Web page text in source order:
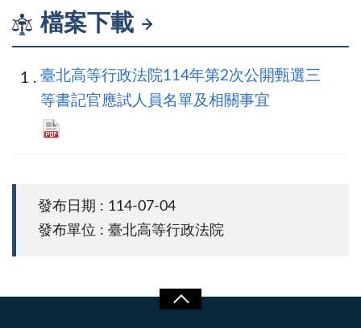
檔案下載
臺北高等行政法院114年第2次公開甄選三
等書記官應試人員名單及相關事宜
發布日期 : 114-07-04
發布單位 : 臺北高等行政法院